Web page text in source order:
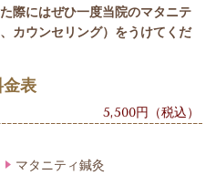
際にはぜひ一度当院のマタニテ
カウンセリング）をうけてくだ
金表
5,500円（税込）
マタニティ鍼灸